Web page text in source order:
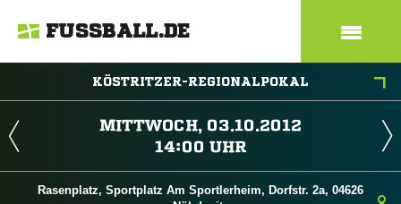
FUSSBALL.DE
KÖSTRITZER-REGIONALPOKAL
 
 
Rasenplatz, Sportplatz Am Sportlerheim, Dorfstr. 2a, 04626